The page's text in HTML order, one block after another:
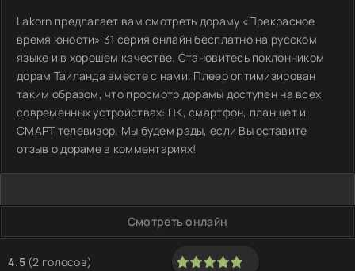
Lakorn предлагает вам смотреть дораму «Прекрасное
время юности» 31 серия онлайн бесплатно на русском
языке и в хорошем качестве. Становитесь поклонником
дорам Таиланда вместе с нами. Плеер оптимизирован
таким образом, что просмотр дорамы доступен на всех
современных устройствах: ПК, смартфон, планшет и
СМАРТ телевизор. Мы будем рады, если Вы оставите
отзыв о дораме в комментариях!
Смотреть онлайн
4.5(2 голосов)
100